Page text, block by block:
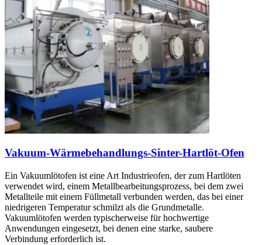
Vakuum-Wärmebehandlungs-Sinter-Hartlöt-Ofen
Ein Vakuumlötofen ist eine Art Industrieofen, der zum Hartlöten
verwendet wird, einem Metallbearbeitungsprozess, bei dem zwei
Metallteile mit einem Füllmetall verbunden werden, das bei einer
niedrigeren Temperatur schmilzt als die Grundmetalle.
Vakuumlötofen werden typischerweise für hochwertige
Anwendungen eingesetzt, bei denen eine starke, saubere
Verbindung erforderlich ist.